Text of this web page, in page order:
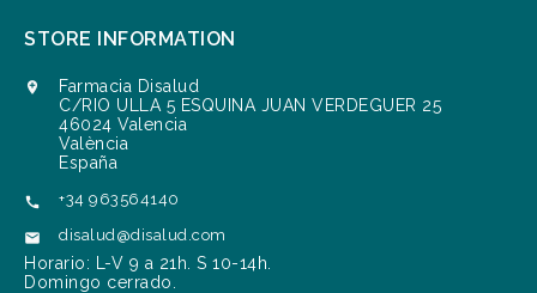
STORE INFORMATION

Farmacia Disalud
C/RIO ULLA 5 ESQUINA JUAN VERDEGUER 25
46024 Valencia
València
España
 +34 963564140
 disalud@disalud.com
Horario: L-V 9 a 21h. S 10-14h.
Domingo cerrado.